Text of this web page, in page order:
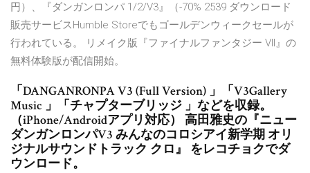
円）、『ダンガンロンパ 1/2/V3』（-70% 2539 ダウンロード
販売サービスHumble Storeでもゴールデンウィークセールが
行われている。 リメイク版『ファイナルファンタジー VII』の
無料体験版が配信開始。
「DANGANRONPA V3 (Full Version) 」「V3Gallery
Music 」「チャプターブリッジ 」などを収録。
（iPhone/Androidアプリ対応） 高田雅史の『ニュー
ダンガンロンパV3 みんなのコロシアイ新学期 オリ
ジナルサウンドトラック クロ』 をレコチョクでダ
ウンロード。